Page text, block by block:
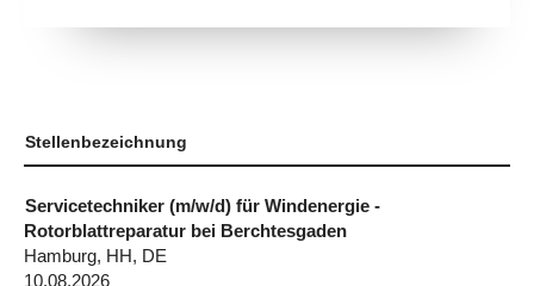
Stellenbezeichnung
Servicetechniker (m/w/d) für Windenergie -
Rotorblattreparatur bei Berchtesgaden
Hamburg, HH, DE
10.08.2026